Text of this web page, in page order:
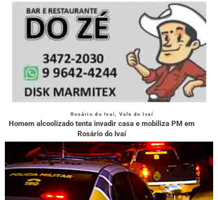
Rosário do Ivaí Vale do Ivaí
Homem alcoolizado tenta invadir casa e mobiliza PM em
Rosário do Ivaí